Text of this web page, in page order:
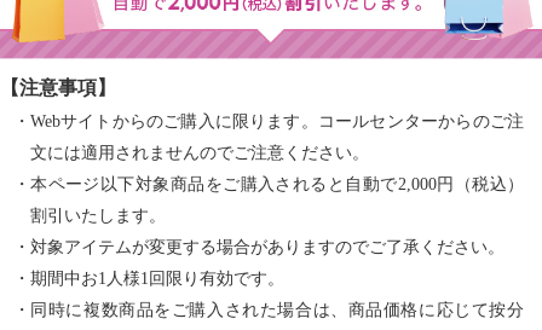
【注意事項】
・Webサイトからのご購入に限ります。コールセンターからのご注
文には適用されませんのでご注意ください。
・本ページ以下対象商品をご購入されると自動で2,000円（税込）
割引いたします。
・対象アイテムが変更する場合がありますのでご了承ください。
・期間中お1人様1回限り有効です。
・同時に複数商品をご購入された場合は、商品価格に応じて按分